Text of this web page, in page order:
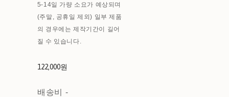
5-14일 가량 소요가 예상되며
(주말, 공휴일 제외) 일부 제품
의 경우에는 제작기간이 길어
질 수 있습니다.
122,000원
배송비 -